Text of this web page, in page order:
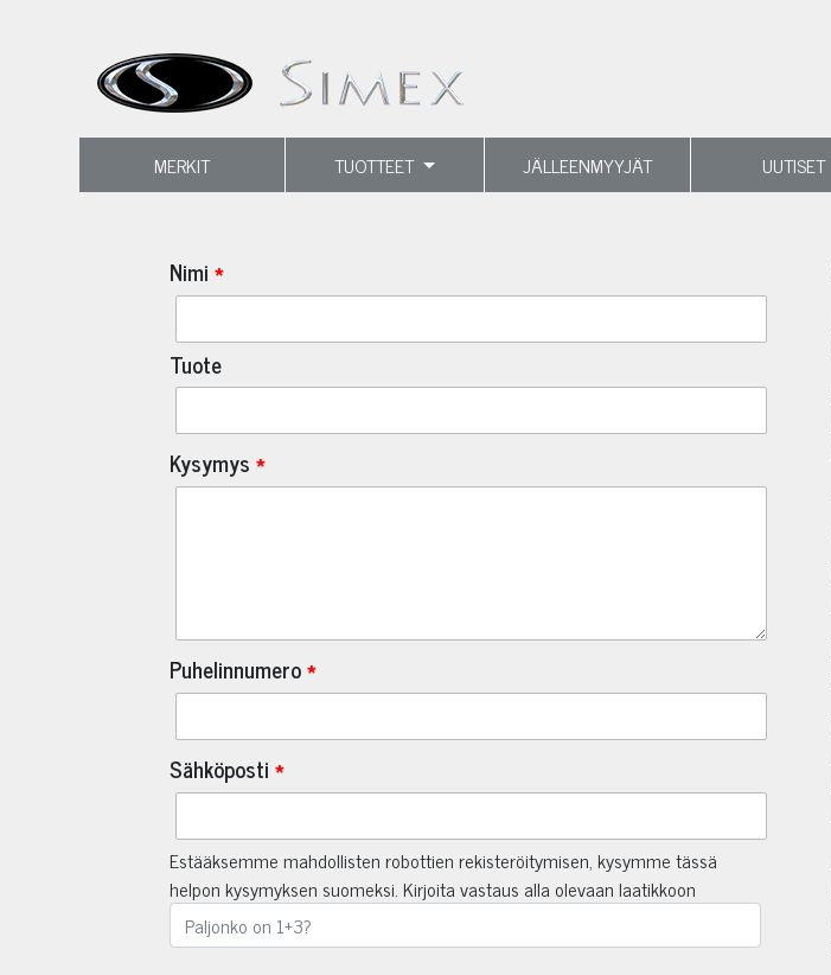
MERKIT TUOTTEET JÄLLEENMYYJÄT UUTISET
Nimi
Tuote
Kysymys
Puhelinnumero
Sähköposti
Estääksemme mahdollisten robottien rekisteröitymisen, kysymme tässä
helpon kysymyksen suomeksi. Kirjoita vastaus alla olevaan laatikkoon